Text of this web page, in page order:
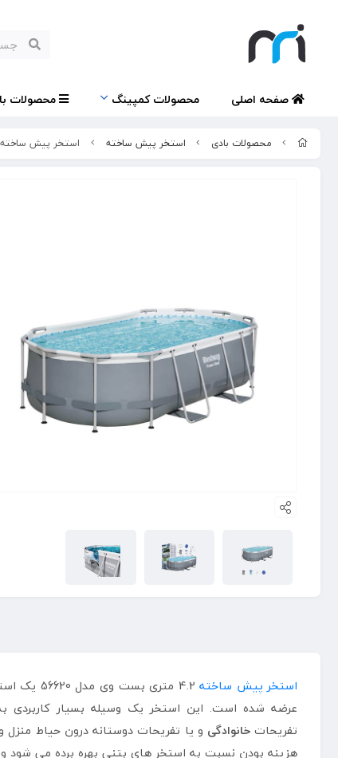
صفحه اصلی محصولات کمپینگ محصولات
محصولات بادی استخر پیش ساخته استخر پیش ساخته 4.2 متری بست وی مدل 56620
استخر پیش ساخته
عرضه شده است. این استخر یک وسیله بسیار
تفریحات خانوادگی و یا تفریحات دوستانه درون حیاط منزل
هزینه بودن نسبت به استخر های بتنی بهره برده می شود